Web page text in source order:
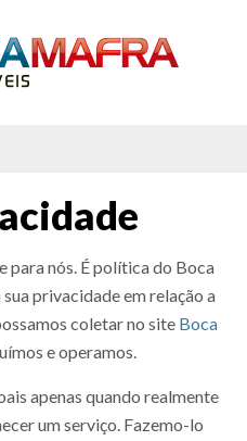
para nós. É política do Boca
privacidade em relação a
coletar no site Boca
e operamos.
apenas quando realmente
um serviço. Fazemo-lo